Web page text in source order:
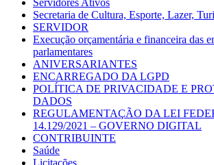
Secretaria de Cultura, Esporte, Lazer,
SERVIDOR
Execução orçamentária e financeira das
parlamentares
ANIVERSARIANTES
ENCARREGADO DA LGPD
POLÍTICA DE PRIVACIDADE E
DADOS
REGULAMENTAÇÃO DA LEI
14.129/2021 – GOVERNO DIGITAL
CONTRIBUINTE
Saúde
Licitações